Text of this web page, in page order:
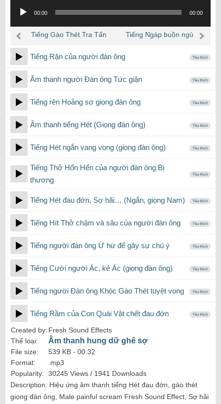
phát
âm
thanh
00:00 00:00
Tiếng Gào Thét Tra Tấn
Tiếng Ngáp buồn ngủ
Tiếng Rặn của người đàn ông Yêu thích
Âm thanh người Đàn ông Tức giận Yêu thích
Tiếng rên Hoảng sợ giọng đàn ông Yêu thích
Âm thanh tiếng Hét (Giọng đàn ông) Yêu thích
Tiếng Hét ngắn vang vọng (giọng đàn ông) Yêu thích
Tiếng Thở Hổn Hển của người đàn ông Bị
thương
Yêu thích
Tiếng Hét đau đớn, Sợ hãi… (Ngắn, giọng Nam) Yêu thích
Tiếng Hít Thở chậm và sâu của người đàn ông Yêu thích
Tiếng người đàn ông Ừ hừ để gây sự chú ý Yêu thích
Tiếng Cười người Ác, kẻ Ác (giọng đàn ông) Yêu thích
Tiếng người Đàn ông Khóc Gào Thét tuyệt vọng Yêu thích
Tiếng Rầm của Con Quái Vật chết đau đớn Yêu thích
Created by: Fresh Sound Effects
Thể loại:
Âm thanh hung dữ ghê sợ
File size: 539 KB - 00:32
Format:
.mp3
Popularity:
30245 Views / 1941 Downloads
Description: Hiệu ứng âm thanh tiếng Hét đau đớn, gào thét
giọng đàn ông, Male painful scream Fresh Sound Effect, Sợ hãi